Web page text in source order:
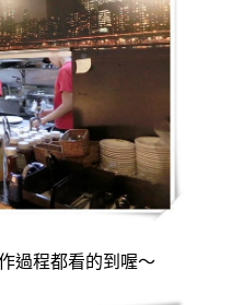
過程都看的到喔～